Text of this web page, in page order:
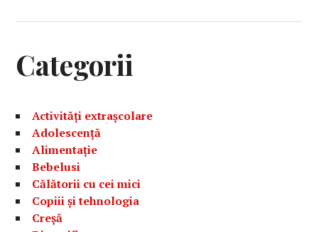
Categorii
Activități extrașcolare
Adolescență
Alimentație
Bebelusi
Călătorii cu cei mici
Copiii și tehnologia
Creșă